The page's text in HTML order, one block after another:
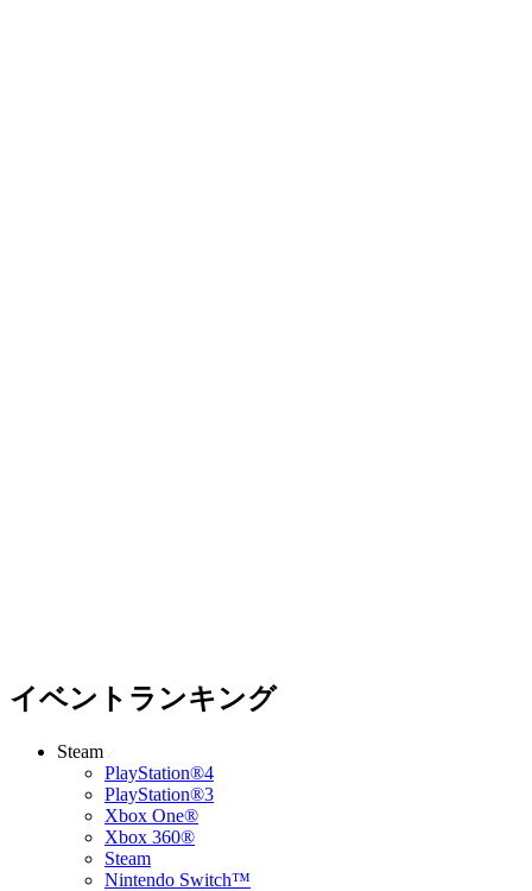
イベントランキング
Steam
PlayStation®4
PlayStation®3
Xbox One®
Xbox 360®
Steam
Nintendo Switch™